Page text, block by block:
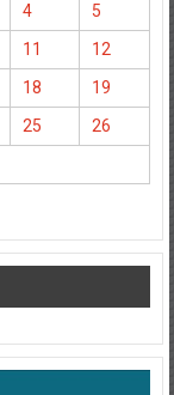
4
5
11
12
18
19
25
26